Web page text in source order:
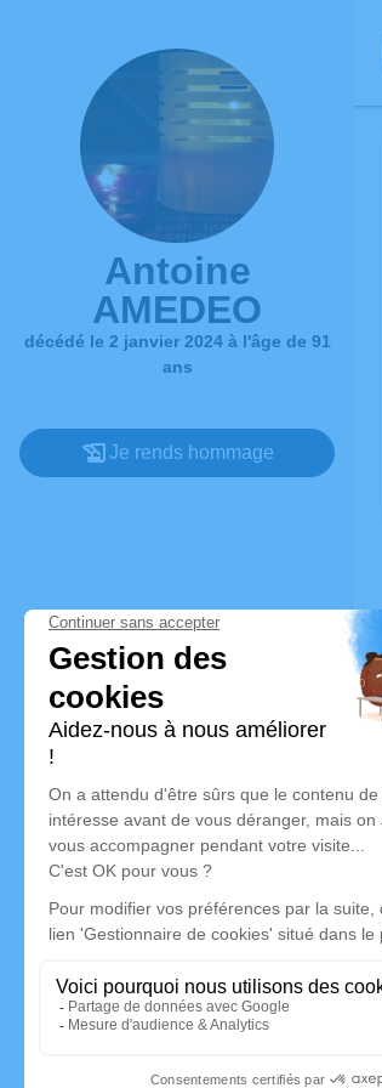
Antoine
AMEDEO
décédé le 2 janvier 2024 à l'âge de 91
ans
Je rends hommage